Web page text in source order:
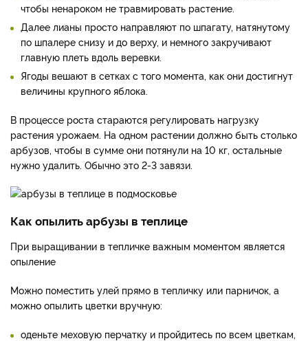
чтобы ненароком не травмировать растение.
Далее лианы просто направляют по шпагату, натянутому
по шпалере снизу и до верху, и немного закручивают
главную плеть вдоль веревки.
Ягоды вешают в сетках с того момента, как они достигнут
величины крупного яблока.
В процессе роста стараются регулировать нагрузку
растения урожаем. На одном растении должно быть столько
арбузов, чтобы в сумме они потянули на 10 кг, остальные
нужно удалить. Обычно это 2-3 завязи.
Как опылить арбузы в теплице
При выращивании в тепличке важным моментом является
опыление
Можно поместить улей прямо в тепличку или парничок, а
можно опылить цветки вручную:
оденьте меховую перчатку и пройдитесь по всем цветкам,